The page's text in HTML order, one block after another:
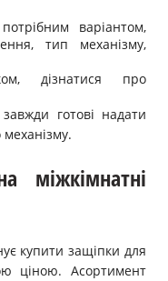
варіантом,
тип механізму,
дізнатися про
готові надати
механізму.
міжкімнатні
купити защіпки для
ціною. Асортимент